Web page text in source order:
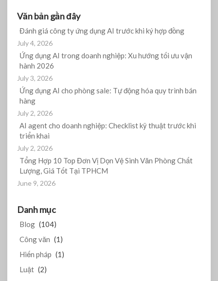
Văn bản gần đây
Đánh giá công ty ứng dụng AI trước khi ký hợp đồng
July 4, 2026
Ứng dụng AI trong doanh nghiệp: Xu hướng tối ưu vận
hành 2026
July 3, 2026
Ứng dụng AI cho phòng sale: Tự động hóa quy trình bán
hàng
July 2, 2026
AI agent cho doanh nghiệp: Checklist kỹ thuật trước khi
triển khai
July 2, 2026
Tổng Hợp 10 Top Đơn Vị Dọn Vệ Sinh Văn Phòng Chất
Lượng, Giá Tốt Tại TPHCM
June 9, 2026
Danh mục
Blog (104)
Công văn (1)
Hiến pháp (1)
Luật (2)